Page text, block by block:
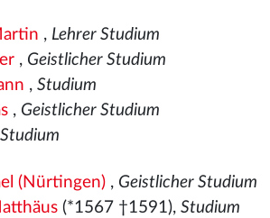
, Lehrer Studium
, Geistlicher Studium
, Studium
, Geistlicher Studium
Studium
(Nürtingen), Geistlicher Studium
(*1567 †1591), Studium